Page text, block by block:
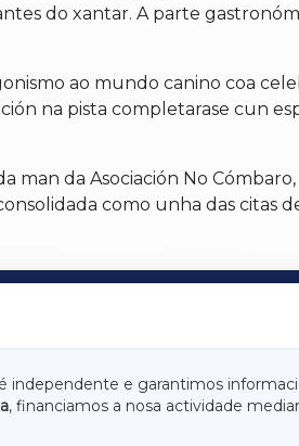
do xantar. A parte
ao mundo canino coa
na pista completarase cun
man da Asociación No
como unha das citas
independente e garantimos
, financiamos a nosa actividade